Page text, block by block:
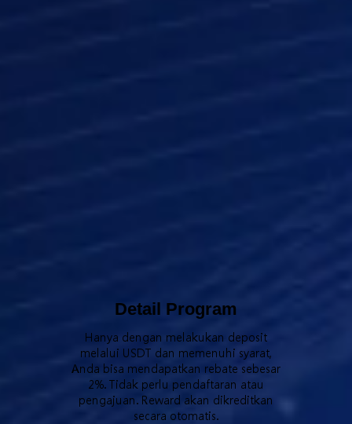
Detail Program
Hanya dengan melakukan deposit
melalui USDT dan memenuhi syarat,
Anda bisa mendapatkan rebate sebesar
2%. Tidak perlu pendaftaran atau
pengajuan. Reward akan dikreditkan
secara otomatis.